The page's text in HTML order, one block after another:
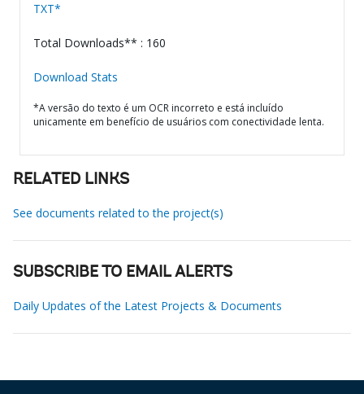
TXT*
Total Downloads** : 160
Download Stats
*A versão do texto é um OCR incorreto e está incluído
unicamente em benefício de usuários com conectividade lenta.
RELATED LINKS
See documents related to the project(s)
SUBSCRIBE TO EMAIL ALERTS
Daily Updates of the Latest Projects & Documents